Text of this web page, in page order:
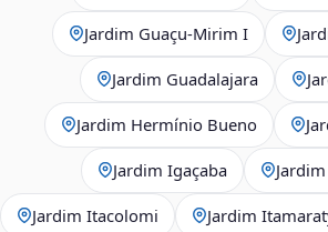
Jardim Guaçu‑Mirim I
Jardim Guadalajara
Jardim Hermínio Bueno
Jardim Igaçaba
Jardim Itacolomi Jardim